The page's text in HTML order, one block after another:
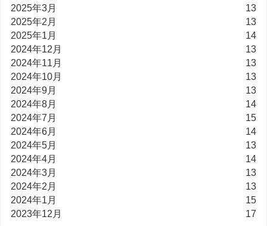
2025年3月
13
2025年2月
13
2025年1月
14
2024年12月
13
2024年11月
13
2024年10月
13
2024年9月
13
2024年8月
14
2024年7月
15
2024年6月
14
2024年5月
13
2024年4月
14
2024年3月
13
2024年2月
13
2024年1月
15
2023年12月
17